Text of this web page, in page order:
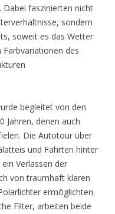
Dabei faszinierten nicht
sondern
soweit es das Wetter
des
begleitet von den
Jahren, denen auch
Die Autotour über
und Fahrten hinter
Verlassen der
von traumhaft klaren
ermöglichten.
Filter, arbeiten beide